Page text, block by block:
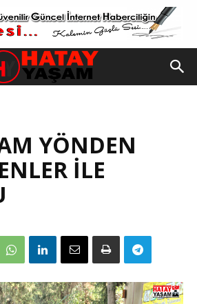
YÖNDEN
İLE